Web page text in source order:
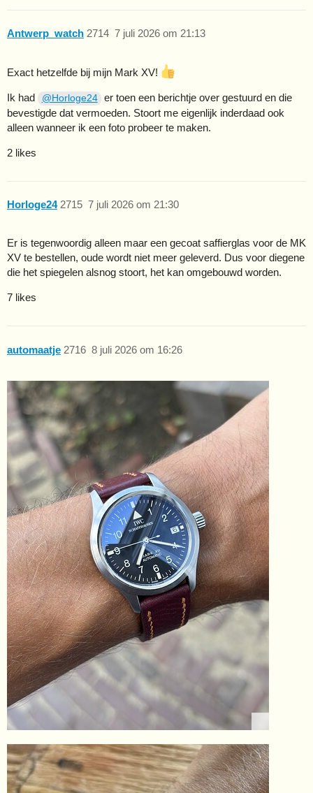
Antwerp_watch 7 juli 2026 om 21:13
2714
Exact hetzelfde bij mijn Mark XV!
Ik had @Horloge24 er toen een berichtje over gestuurd en die
bevestigde dat vermoeden. Stoort me eigenlijk inderdaad ook
alleen wanneer ik een foto probeer te maken.
2 likes
Horloge24 7 juli 2026 om 21:30
2715
Er is tegenwoordig alleen maar een gecoat saffierglas voor de MK
XV te bestellen, oude wordt niet meer geleverd. Dus voor diegene
die het spiegelen alsnog stoort, het kan omgebouwd worden.
7 likes
automaatje 8 juli 2026 om 16:26
2716